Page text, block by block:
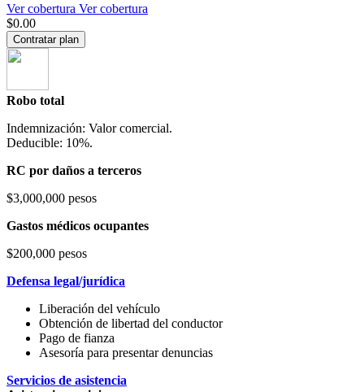
Ver cobertura Ver cobertura
$0.00
Contratar plan
Robo total
Indemnización: Valor comercial.
Deducible: 10%.
RC por daños a terceros
$3,000,000 pesos
Gastos médicos ocupantes
$200,000 pesos
Defensa legal/jurídica
Liberación del vehículo
Obtención de libertad del conductor
Pago de fianza
Asesoría para presentar denuncias
Servicios de asistencia